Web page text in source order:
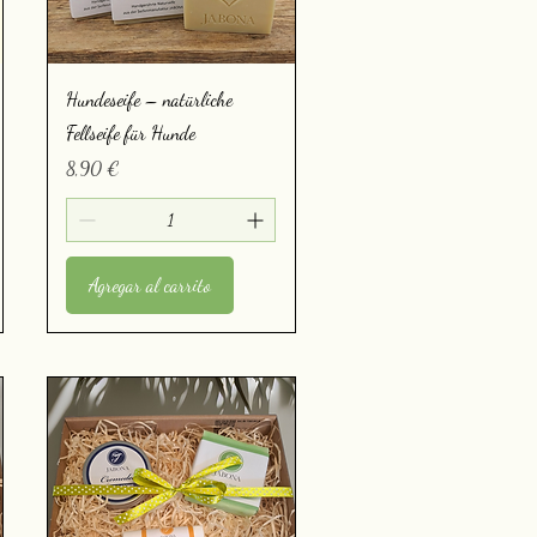
Vista rápida
Hundeseife – natürliche
Fellseife für Hunde
Precio
8,90 €
Agregar al carrito